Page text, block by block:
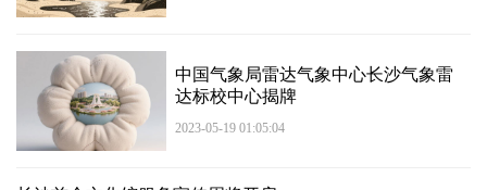
中国气象局雷达气象中心长沙气象雷
达标校中心揭牌
2023-05-19 01:05:04